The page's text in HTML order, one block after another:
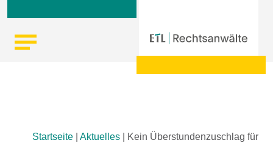
Startseite Aktuelles
Kein Überstundenzuschlag für